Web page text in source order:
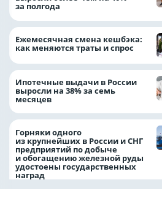
за полгода
Ежемесячная смена кешбэка:
как меняются траты и спрос
Ипотечные выдачи в России
выросли на 38% за семь
месяцев
Горняки одного
из крупнейших в России и СНГ
предприятий по добыче
и обогащению железной руды
удостоены государственных
наград